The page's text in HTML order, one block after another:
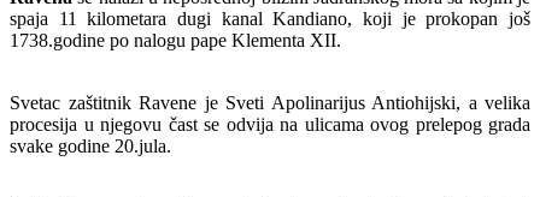
spaja 11 kilometara dugi kanal Kandiano, koji je prokopan još
1738.godine po nalogu pape Klementa XII.
Svetac zaštitnik Ravene je Sveti Apolinarijus Antiohijski, a velika
procesija u njegovu čast se odvija na ulicama ovog prelepog grada
svake godine 20.jula.